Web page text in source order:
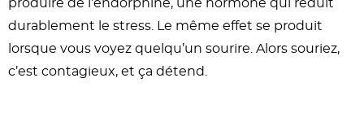
durablement le stress. Le même effet se produit
lorsque vous voyez quelqu’un sourire. Alors souriez,
c’est contagieux, et ça détend.